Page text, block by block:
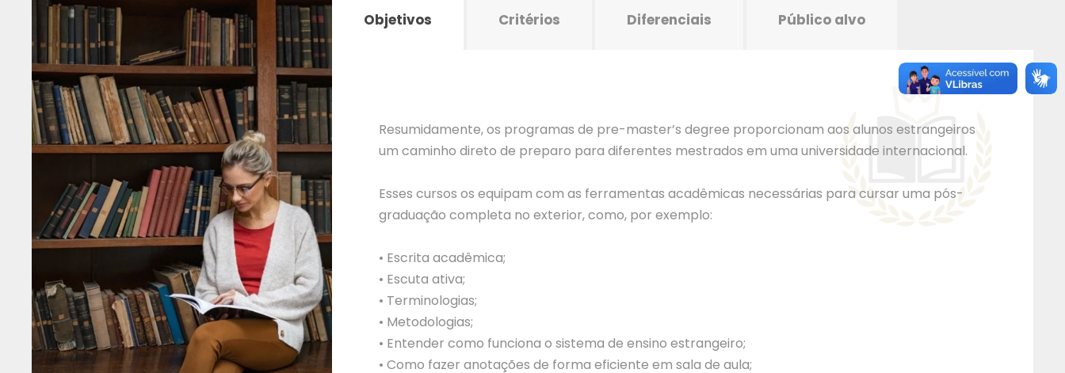
Objetivos Critérios Diferenciais Público alvo
Resumidamente, os programas de pre-master’s degree proporcionam aos alunos estrangeiros
um caminho direto de preparo para diferentes mestrados em uma universidade internacional.
Esses cursos os equipam com as ferramentas acadêmicas necessárias para cursar uma pós-
graduação completa no exterior, como, por exemplo:
• Escrita acadêmica;
• Escuta ativa;
• Terminologias;
• Metodologias;
• Entender como funciona o sistema de ensino estrangeiro;
• Como fazer anotações de forma eficiente em sala de aula;